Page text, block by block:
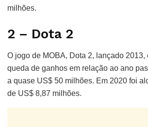
milhões.
2 – Dota 2
O jogo de MOBA, Dota 2, lançado 2013,
queda de ganhos em relação ao ano
a quase US$ 50 milhões. Em 2020 foi
de US$ 8,87 milhões.